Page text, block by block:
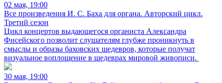
02 мая, 19:00
Все произведения И. С. Баха для органа. Авторский цикл.
Третий сезон
Цикл концертов выдающегося органиста Александра
Фисейского позволит слушателям глубже проникнуть в
смыслы и образы баховских шедевров, которые получат
визуальное воплощение в шедеврах мировой живописи.
30 мая, 19:00